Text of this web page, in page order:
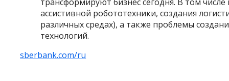
ассистивной робототехники, создания
различных средах), а также проблемы
технологий.
sberbank.com/ru